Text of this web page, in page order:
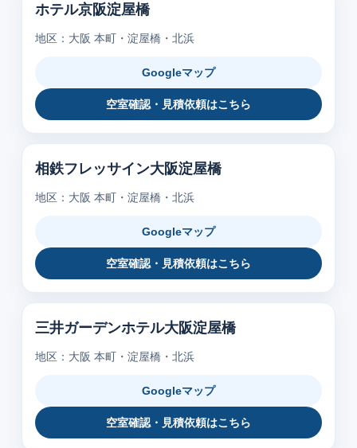
ホテル京阪淀屋橋
地区：大阪 本町・淀屋橋・北浜
Googleマップ
空室確認・見積依頼はこちら
相鉄フレッサイン大阪淀屋橋
地区：大阪 本町・淀屋橋・北浜
Googleマップ
空室確認・見積依頼はこちら
三井ガーデンホテル大阪淀屋橋
地区：大阪 本町・淀屋橋・北浜
Googleマップ
空室確認・見積依頼はこちら